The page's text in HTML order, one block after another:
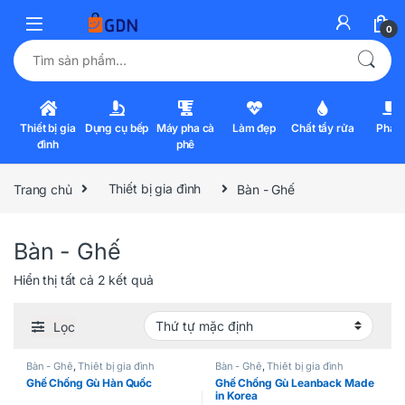
0
Tìm kiếm:
Thiết bị gia
đình
Dụng cụ bếp Máy pha cà
phê
Làm đẹp Chất tẩy rửa Pha
Trang chủ Thiết bị gia đình Bàn - Ghế
Bàn - Ghế
Hiển thị tất cả 2 kết quả
Lọc
Bàn - Ghế,Thiết bị gia đình
Ghế Chống Gù Hàn Quốc
Bàn - Ghế,Thiết bị gia đình
Ghế Chống Gù Leanback Made
in Korea